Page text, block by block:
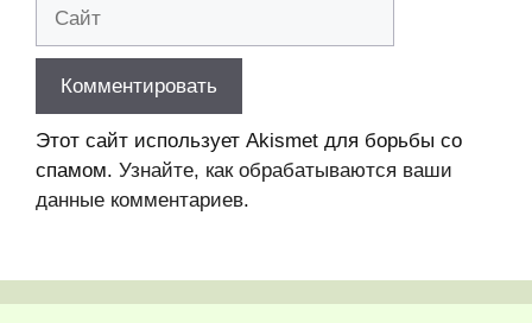
Этот сайт использует Akismet для борьбы со
спамом. Узнайте, как обрабатываются ваши
данные комментариев.